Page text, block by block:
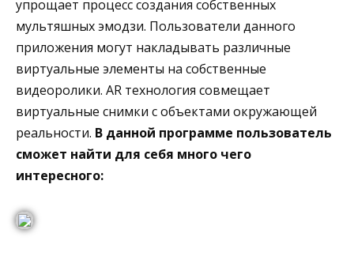
упрощает процесс создания собственных
мультяшных эмодзи. Пользователи данного
приложения могут накладывать различные
виртуальные элементы на собственные
видеоролики. AR технология совмещает
виртуальные снимки с объектами окружающей
реальности. В данной программе пользователь
сможет найти для себя много чего
интересного: